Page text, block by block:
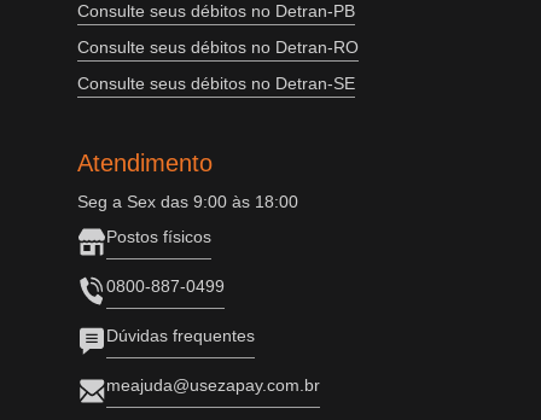
Consulte seus débitos no Detran-PB
Consulte seus débitos no Detran-RO
Consulte seus débitos no Detran-SE
Atendimento
Seg a Sex das 9:00 às 18:00
Postos físicos
0800-887-0499
Dúvidas frequentes
meajuda@usezapay.com.br